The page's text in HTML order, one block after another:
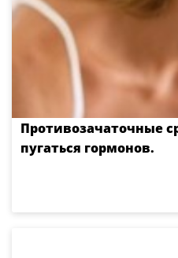
Противозачаточные
пугаться гормонов.